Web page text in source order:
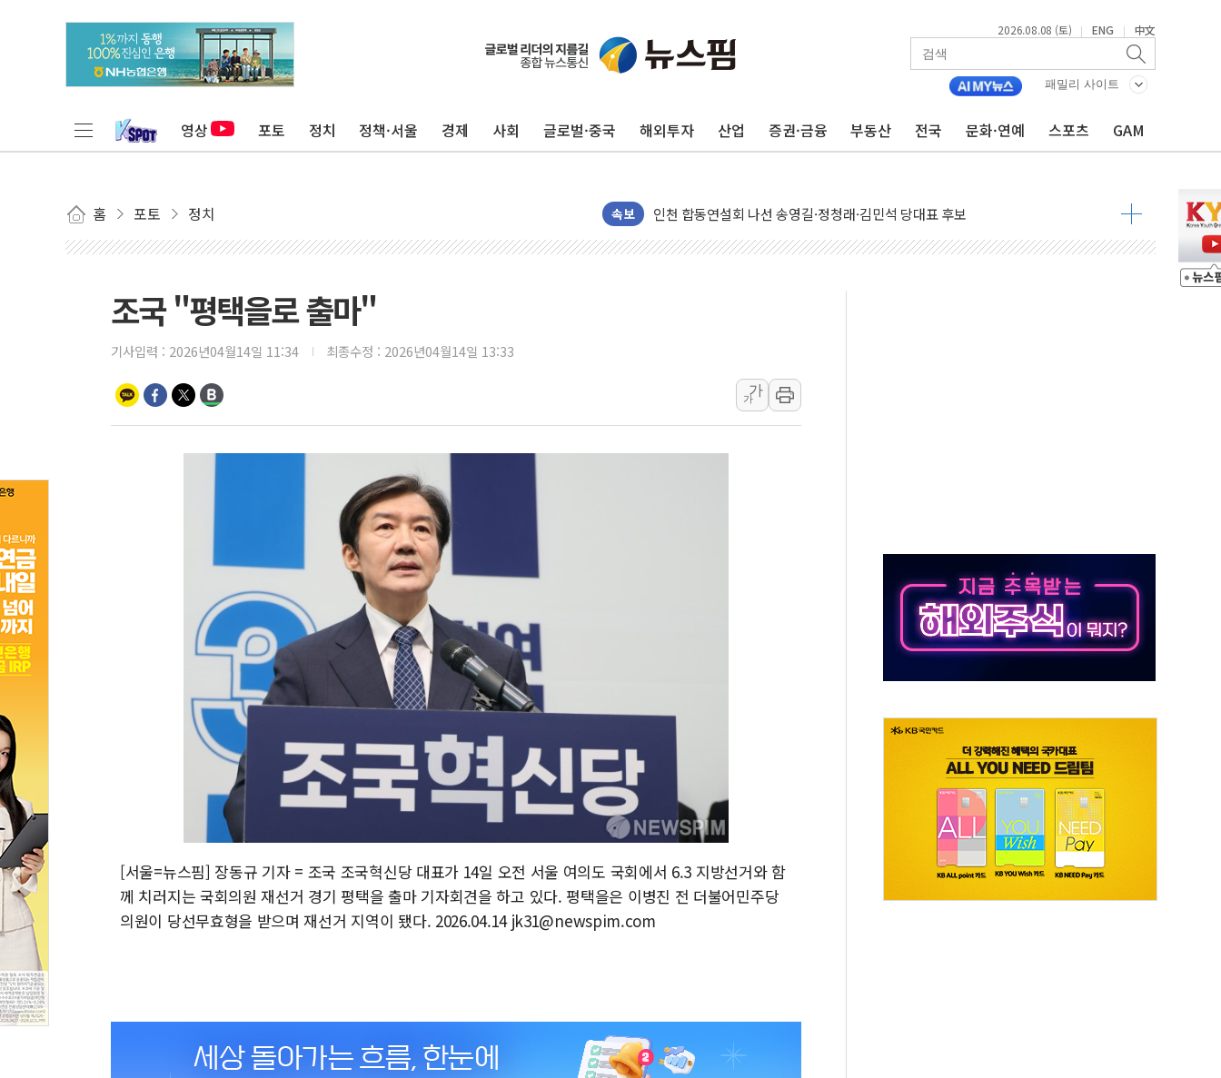
2026.08.08 (토) | ENG | 中文
패밀리 사이트
영상 포토 정치 정책·서울 경제 사회 글로벌·중국 해외투자 산업 증권·금융 부동산 전국 문화·연예 스포츠 GAM
홈 포토 정치 속보
울진·영덕 '호우특보'-포항 '산사태 주의보'...경북도, 호우 피해·통제구간 없어
김민석, 2주차 제주·인천 경선서 정청래에 승리...47.75% vs 42.08%
인사하는 김민석 당대표 후보
美, 이란전 출구전략 만지작…공습 한계·탄약 부족 현실화
강릉·동해·삼척 시간당 최대 50㎜ 폭우…강원 동해안 강한 비 이어져
추미애, '위안부' 피해자 기림의 날 참석..."국제적 시민 연대로 목소리 내야"
인천 선재도 갯벌서 해루질 중 실종 60대 나흘만에 숨진 채 발견
인천서 말다툼 중 어머니 흉기 살해 10대 아들 체포
'화합' 꺼낸 김민석에 '뻔뻔' 받아친 정청래…제주 연설서 신경전 고조
李대통령, ISA 개편 재검토 지시…與 "적극 환영"·野 "졸속 국정"
조국 "평택을로 출마"
기사입력 : 2026년04월14일 11:34 최종수정 : 2026년04월14일 13:33
가
가
[서울=뉴스핌] 장동규 기자 = 조국 조국혁신당 대표가 14일 오전 서울 여의도 국회에서 6.3 지방선거와 함
께 치러지는 국회의원 재선거 경기 평택을 출마 기자회견을 하고 있다. 평택을은 이병진 전 더불어민주당
의원이 당선무효형을 받으며 재선거 지역이 됐다. 2026.04.14 jk31@newspim.com